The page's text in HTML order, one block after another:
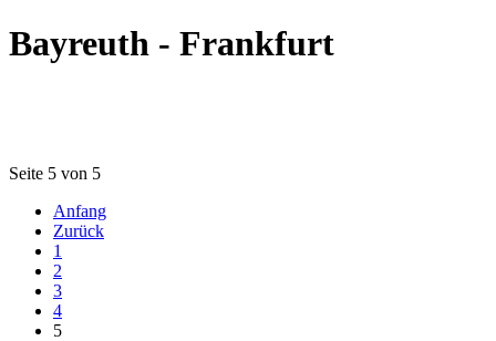
Bayreuth - Frankfurt
Seite 5 von 5
Anfang
Zurück
1
2
3
4
5